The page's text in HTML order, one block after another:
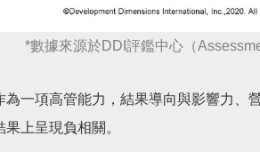
*數據來源於DDI評鑑中心（
一項高管能力，結果導向與影響力、
上呈現負相關。